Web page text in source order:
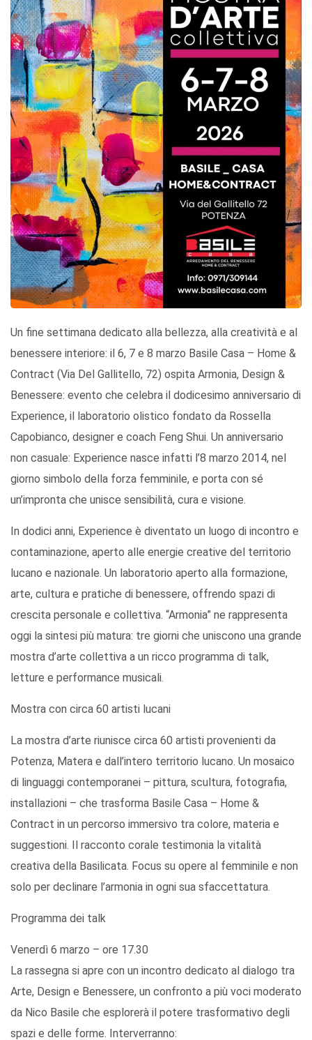
Un fine settimana dedicato alla bellezza, alla creatività e al
benessere interiore: il 6, 7 e 8 marzo Basile Casa – Home &
Contract (Via Del Gallitello, 72) ospita Armonia, Design &
Benessere: evento che celebra il dodicesimo anniversario di
Experience, il laboratorio olistico fondato da Rossella
Capobianco, designer e coach Feng Shui. Un anniversario
non casuale: Experience nasce infatti l’8 marzo 2014, nel
giorno simbolo della forza femminile, e porta con sé
un’impronta che unisce sensibilità, cura e visione.
In dodici anni, Experience è diventato un luogo di incontro e
contaminazione, aperto alle energie creative del territorio
lucano e nazionale. Un laboratorio aperto alla formazione,
arte, cultura e pratiche di benessere, offrendo spazi di
crescita personale e collettiva. “Armonia” ne rappresenta
oggi la sintesi più matura: tre giorni che uniscono una grande
mostra d’arte collettiva a un ricco programma di talk,
letture e performance musicali.
Mostra con circa 60 artisti lucani
La mostra d’arte riunisce circa 60 artisti provenienti da
Potenza, Matera e dall’intero territorio lucano. Un mosaico
di linguaggi contemporanei – pittura, scultura, fotografia,
installazioni – che trasforma Basile Casa – Home &
Contract in un percorso immersivo tra colore, materia e
suggestioni. Il racconto corale testimonia la vitalità
creativa della Basilicata. Focus su opere al femminile e non
solo per declinare l’armonia in ogni sua sfaccettatura.
Programma dei talk
Venerdì 6 marzo – ore 17.30
La rassegna si apre con un incontro dedicato al dialogo tra
Arte, Design e Benessere, un confronto a più voci moderato
da Nico Basile che esplorerà il potere trasformativo degli
spazi e delle forme. Interverranno: